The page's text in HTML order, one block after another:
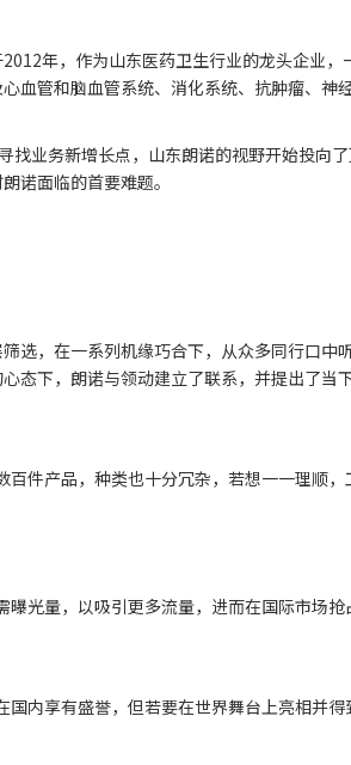
2012年，作为山东医药卫生行业的龙头企业
血管和脑血管系统、消化系统、抗肿瘤、神
找业务新增长点，山东朗诺的视野开始投向
诺面临的首要难题。
筛选，在一系列机缘巧合下，从众多同行口
态下，朗诺与领动建立了联系，并提出了当下
百件产品，种类也十分冗杂，若想一一理顺
曝光量，以吸引更多流量，进而在国际市场抢
国内享有盛誉，但若要在世界舞台上亮相并得